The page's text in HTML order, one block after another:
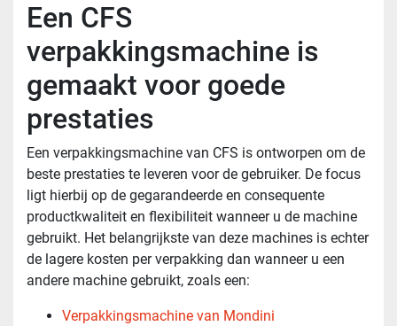
Een CFS
verpakkingsmachine is
gemaakt voor goede
prestaties
Een verpakkingsmachine van CFS is ontworpen om de
beste prestaties te leveren voor de gebruiker. De focus
ligt hierbij op de gegarandeerde en consequente
productkwaliteit en flexibiliteit wanneer u de machine
gebruikt. Het belangrijkste van deze machines is echter
de lagere kosten per verpakking dan wanneer u een
andere machine gebruikt, zoals een:
Verpakkingsmachine van Mondini